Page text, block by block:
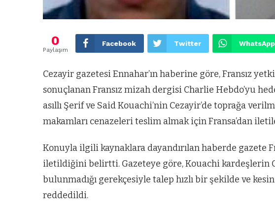
0
Paylaşım
Facebook Twitter WhatsApp
Cezayir gazetesi Ennahar’ın haberine göre, Fransız
sonuçlanan Fransız mizah dergisi Charlie Hebdo’yu
asıllı Şerif ve Said Kouachi’nin Cezayir’de toprağa
makamları cenazeleri teslim almak için Fransa’dan
Konuyla ilgili kaynaklara dayandırılan haberde gazete
iletildiğini belirtti. Gazeteye göre, Kouachi kardeşlerin
bulunmadığı gerekçesiyle talep hızlı bir şekilde ve
reddedildi.